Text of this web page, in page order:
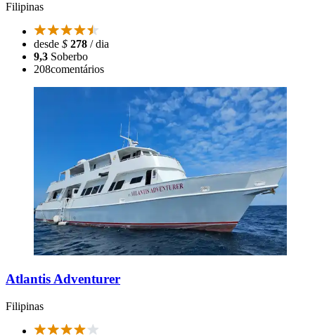
Filipinas
desde $ 278 / dia
9,3 Soberbo
208comentários
Atlantis Adventurer
Filipinas